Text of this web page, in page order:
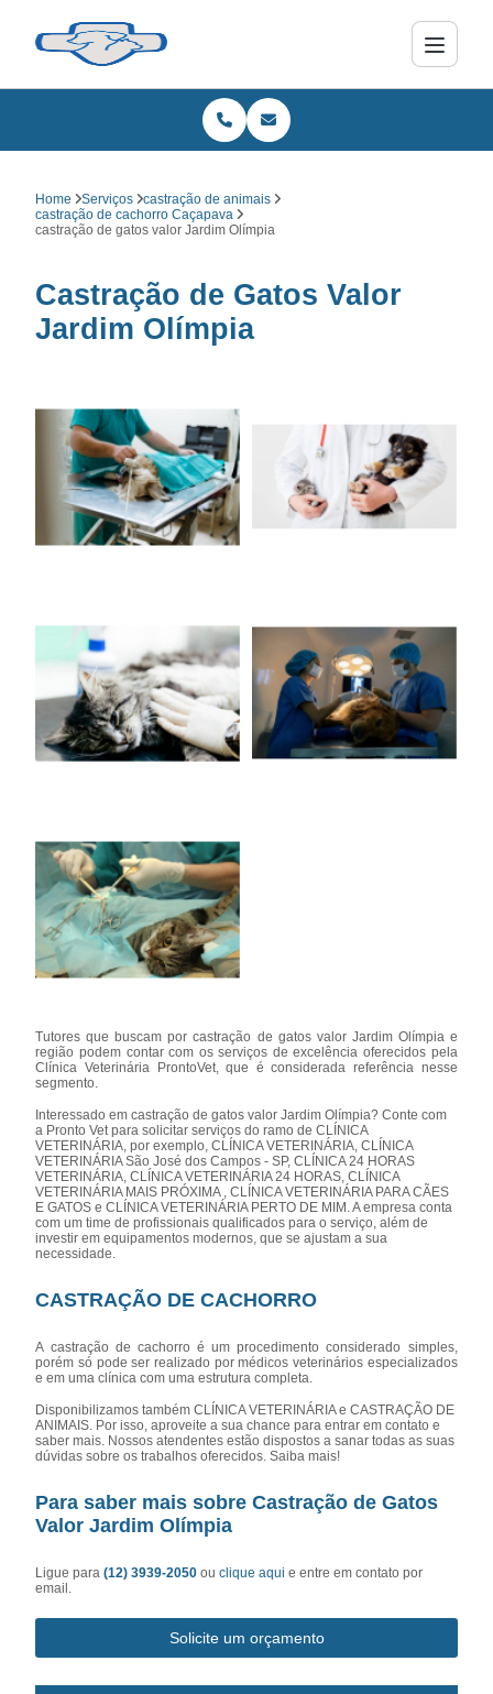
Home Serviços
castração de animais
castração de cachorro Caçapava
castração de gatos valor Jardim Olímpia
Castração de Gatos Valor
Jardim Olímpia
Tutores que buscam por castração de gatos valor Jardim Olímpia e
região podem contar com os serviços de excelência oferecidos pela
Clínica Veterinária ProntoVet, que é considerada referência nesse
segmento.
Interessado em castração de gatos valor Jardim Olímpia? Conte com
a Pronto Vet para solicitar serviços do ramo de CLÍNICA
VETERINÁRIA, por exemplo, CLÍNICA VETERINÁRIA, CLÍNICA
VETERINÁRIA São José dos Campos - SP, CLÍNICA 24 HORAS
VETERINÁRIA, CLÍNICA VETERINÁRIA 24 HORAS, CLÍNICA
VETERINÁRIA MAIS PRÓXIMA , CLÍNICA VETERINÁRIA PARA CÃES
E GATOS e CLÍNICA VETERINÁRIA PERTO DE MIM. A empresa conta
com um time de profissionais qualificados para o serviço, além de
investir em equipamentos modernos, que se ajustam a sua
necessidade.
CASTRAÇÃO DE CACHORRO
A castração de cachorro é um procedimento considerado simples,
porém só pode ser realizado por médicos veterinários especializados
e em uma clínica com uma estrutura completa.
Disponibilizamos também CLÍNICA VETERINÁRIA e CASTRAÇÃO DE
ANIMAIS. Por isso, aproveite a sua chance para entrar em contato e
saber mais. Nossos atendentes estão dispostos a sanar todas as suas
dúvidas sobre os trabalhos oferecidos. Saiba mais!
Para saber mais sobre Castração de Gatos
Valor Jardim Olímpia
Ligue para(12) 3939-2050ouclique aqui e entre em contato por
email.
Solicite um orçamento